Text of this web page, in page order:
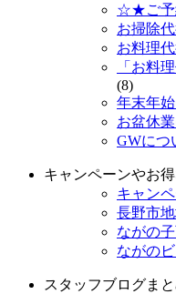
☆★ご予
お掃除
お料理
「お料
(8)
年末年
お盆休
GWにつ
キャンペーンやお
キャン
長野市
ながの
ながの
スタッフブログま